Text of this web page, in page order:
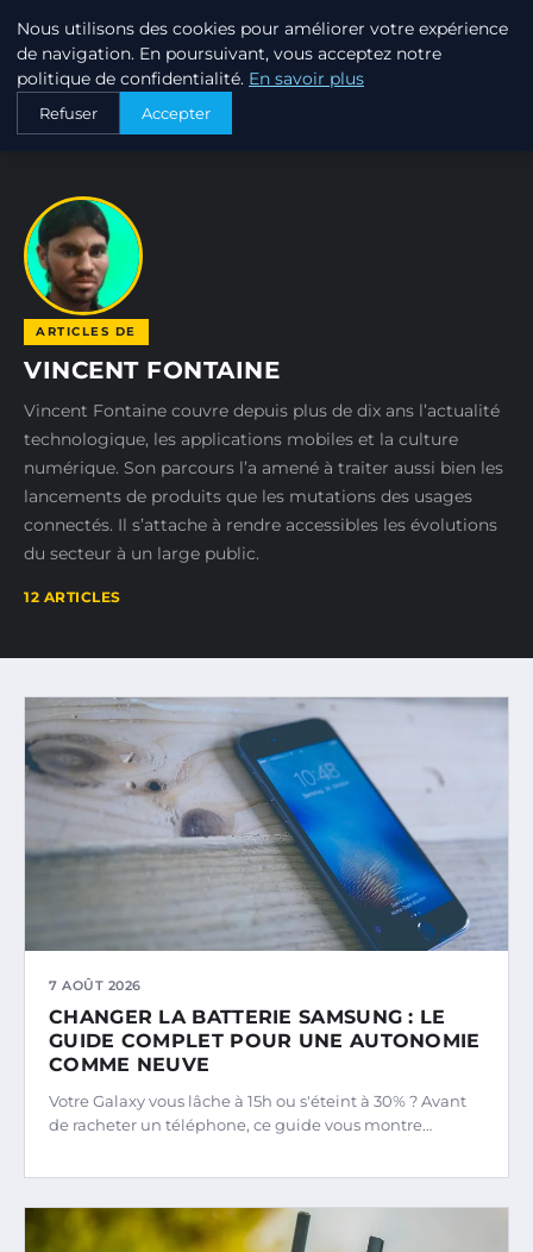
ANNUAIRE3 ANNUAIRE3D
ACCUEIL AUTEURS VINCENT FONTAINE
ARTICLES DE
VINCENT FONTAINE
Vincent Fontaine couvre depuis plus de dix ans l’actualité
technologique, les applications mobiles et la culture
numérique. Son parcours l’a amené à traiter aussi bien les
lancements de produits que les mutations des usages
connectés. Il s’attache à rendre accessibles les évolutions
du secteur à un large public.
12 ARTICLES
7 AOÛT 2026
CHANGER LA BATTERIE SAMSUNG : LE
GUIDE COMPLET POUR UNE AUTONOMIE
COMME NEUVE
Votre Galaxy vous lâche à 15h ou s'éteint à 30% ? Avant
de racheter un téléphone, ce guide vous montre…
Nous utilisons des cookies pour améliorer votre expérience
de navigation. En poursuivant, vous acceptez notre
politique de confidentialité. En savoir plus
Refuser Accepter